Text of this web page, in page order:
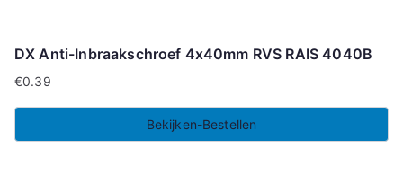
DX Anti-Inbraakschroef 4x40mm RVS RAIS 4040B
€0.39
Bekijken-Bestellen